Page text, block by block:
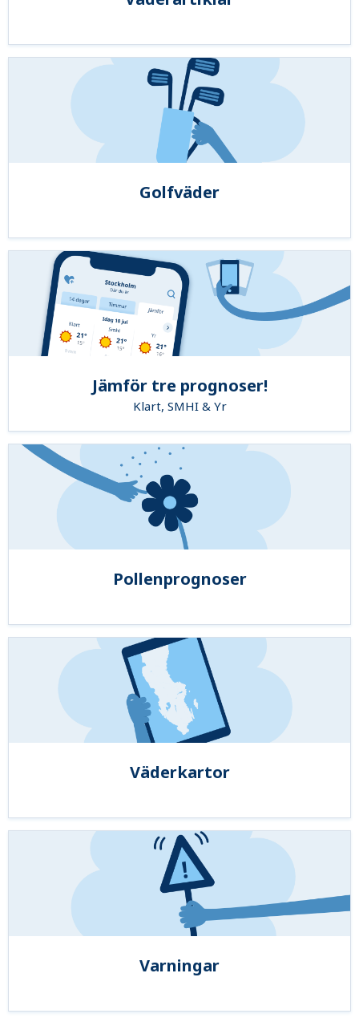
Golfväder
Jämför tre prognoser!
Klart, SMHI & Yr
Pollenprognoser
Väderkartor
Varningar